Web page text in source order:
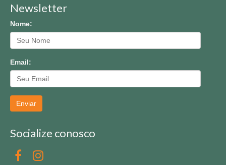
Newsletter
Nome:
Email:
Enviar
Socialize conosco